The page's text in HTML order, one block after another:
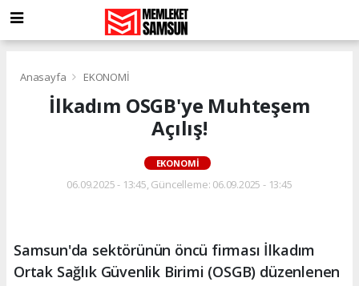
Anasayfa EKONOMİ
İlkadım OSGB'ye Muhteşem
Açılış!
EKONOMİ
06.09.2025 - 13:45, Güncelleme: 06.09.2025 - 13:45
Samsun'da sektörünün öncü firması İlkadım
Ortak Sağlık Güvenlik Birimi (OSGB) düzenlenen